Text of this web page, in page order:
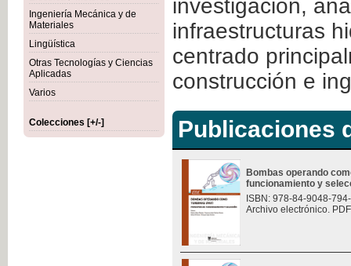
Ingeniería Mecánica y de
Materiales
Lingüística
Otras Tecnologías y Ciencias
Aplicadas
Varios
Colecciones [+/-]
investigación,
infraestructuras
centrado
construcción e
Publicaciones
Bombas operando
funcionamiento y
ISBN: 978-84-9048-
Archivo electrónico.